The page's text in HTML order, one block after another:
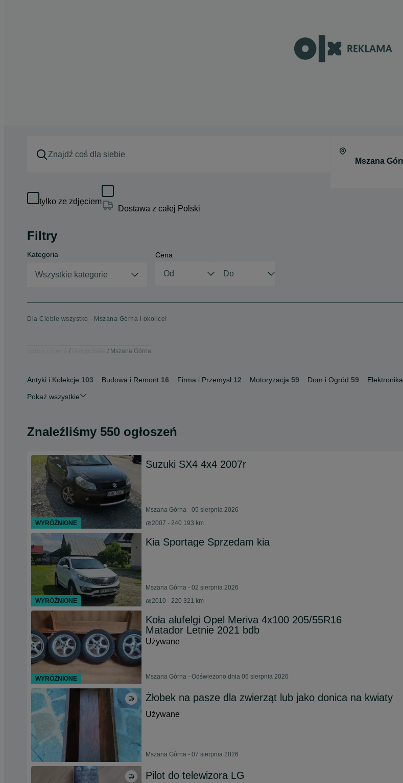
tylko ze zdjęciem
Dostawa z całej Polski
Filtry
Kategoria
Wszystkie kategorie
Cena
Dla Ciebie wszystko - Mszana Górna i okolice!
Mszana Górna
Antyki i Kolekcje 103 Budowa i Remont 16 Firma i Przemysł 12 Motoryzacja 59 Dom i Ogród 59 Elektronika
Pokaż wszystkie
Znaleźliśmy 550 ogłoszeń
Suzuki SX4 4x4 2007r
Mszana Górna - 05 sierpnia 2026
2007 - 240 193 km
Kia Sportage Sprzedam kia
Mszana Górna - 02 sierpnia 2026
2010 - 220 321 km
Koła alufelgi Opel Meriva 4x100 205/55R16
Matador Letnie 2021 bdb
Używane
Mszana Górna - Odświeżono dnia 06 sierpnia 2026
Żłobek na pasze dla zwierząt lub jako donica na kwiaty
Używane
Mszana Górna - 07 sierpnia 2026
Pilot do telewizora LG
WYRÓŻNIONE
WYRÓŻNIONE
WYRÓŻNIONE